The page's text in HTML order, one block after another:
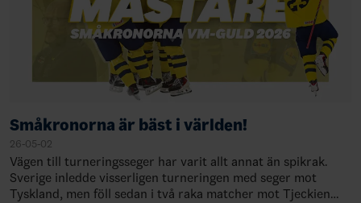
Småkronorna är bäst i världen!
26-05-02
Vägen till turneringsseger har varit allt annat än spikrak.
Sverige inledde visserligen turneringen med seger mot
Tyskland, men föll sedan i två raka matcher mot Tjeckien